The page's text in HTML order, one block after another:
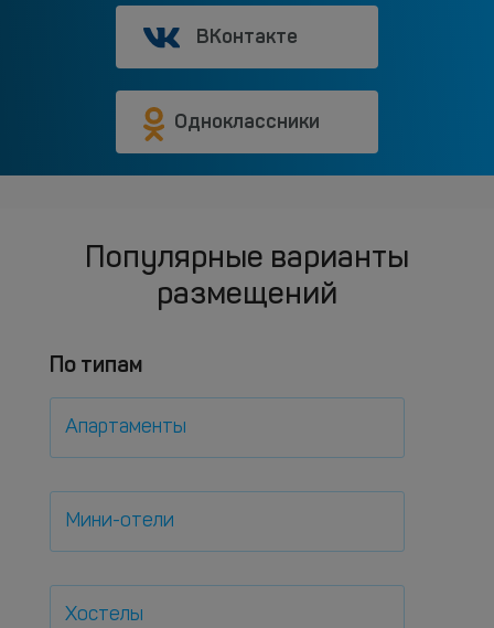
ВКонтакте
Одноклассники
Популярные варианты
размещений
По типам
Апартаменты
Мини-отели
Хостелы